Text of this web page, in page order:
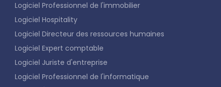
Logiciel Professionnel de l'immobilier
Logiciel Hospitality
Logiciel Directeur des ressources humaines
Logiciel Expert comptable
Logiciel Juriste d'entreprise
Logiciel Professionnel de l'informatique